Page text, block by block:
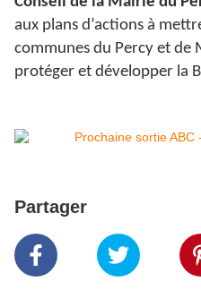
aux plans d’actions à
communes du Percy et de
protéger et développer la
Partager